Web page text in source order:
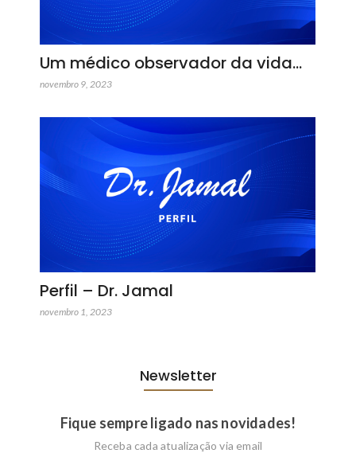
Um médico observador da vida…
novembro 9, 2023
Perfil – Dr. Jamal
novembro 1, 2023
Newsletter
Fique sempre ligado nas novidades!
Receba cada atualização via email